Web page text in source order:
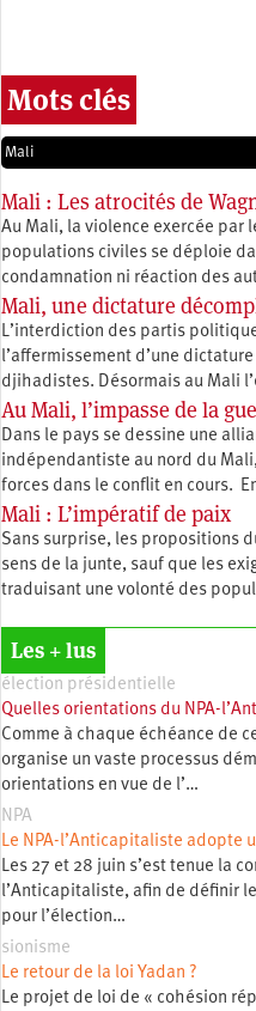
Mots clés
Mali
Mali : Les atrocités de
Au Mali, la violence exercée par
populations civiles se déploie
condamnation ni réaction des
Mali, une dictature
L’interdiction des partis
l’affermissement d’une
djihadistes. Désormais au Mali
Au Mali, l’impasse de la
Dans le pays se dessine une
indépendantiste au nord du
forces dans le conflit en cours.
Mali : L’impératif de paix
Sans surprise, les propositions
sens de la junte, sauf que les
traduisant une volonté des
Les + lus
élection présidentielle
Quelles orientations du NPA-
Comme à chaque échéance de
organise un vaste processus
orientations en vue de l’…
NPA
Le NPA-l’Anticapitaliste adopte
Les 27 et 28 juin s’est tenue la
l’Anticapitaliste, afin de définir
pour l’élection…
sionisme
Le retour de la loi Yadan ?
Le projet de loi de « cohésion